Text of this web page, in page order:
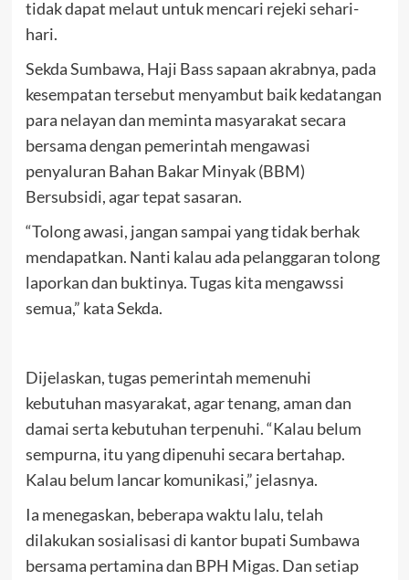
tidak dapat melaut untuk mencari rejeki sehari-
hari.
Sekda Sumbawa, Haji Bass sapaan akrabnya, pada
kesempatan tersebut menyambut baik kedatangan
para nelayan dan meminta masyarakat secara
bersama dengan pemerintah mengawasi
penyaluran Bahan Bakar Minyak (BBM)
Bersubsidi, agar tepat sasaran.
“Tolong awasi, jangan sampai yang tidak berhak
mendapatkan. Nanti kalau ada pelanggaran tolong
laporkan dan buktinya. Tugas kita mengawssi
semua,” kata Sekda.
Dijelaskan, tugas pemerintah memenuhi
kebutuhan masyarakat, agar tenang, aman dan
damai serta kebutuhan terpenuhi. “Kalau belum
sempurna, itu yang dipenuhi secara bertahap.
Kalau belum lancar komunikasi,” jelasnya.
Ia menegaskan, beberapa waktu lalu, telah
dilakukan sosialisasi di kantor bupati Sumbawa
bersama pertamina dan BPH Migas. Dan setiap